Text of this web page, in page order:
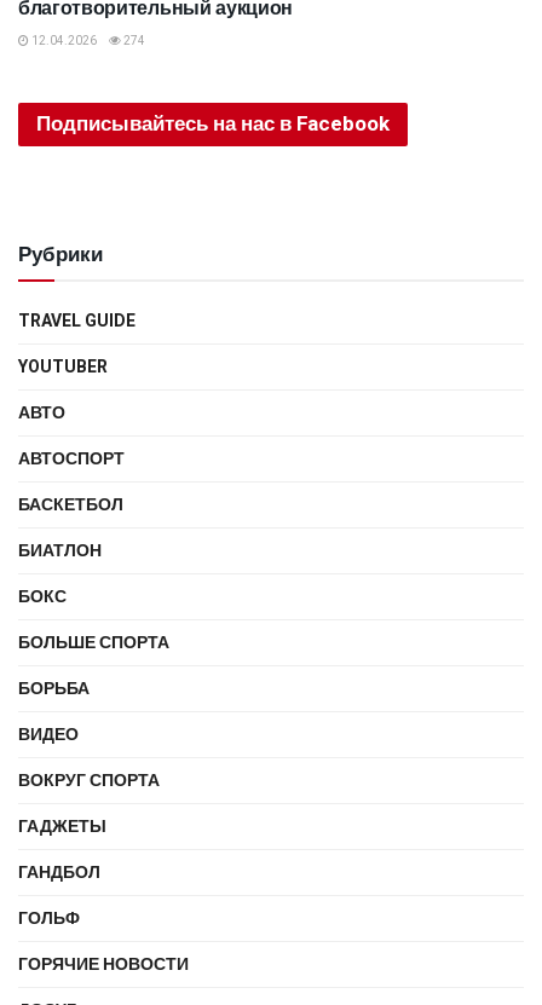
благотворительный аукцион
12.04.2026 274
Подписывайтесь на нас в Facebook
Рубрики
TRAVEL GUIDE
YOUTUBER
АВТО
АВТОСПОРТ
БАСКЕТБОЛ
БИАТЛОН
БОКС
БОЛЬШЕ СПОРТА
БОРЬБА
ВИДЕО
ВОКРУГ СПОРТА
ГАДЖЕТЫ
ГАНДБОЛ
ГОЛЬФ
ГОРЯЧИЕ НОВОСТИ